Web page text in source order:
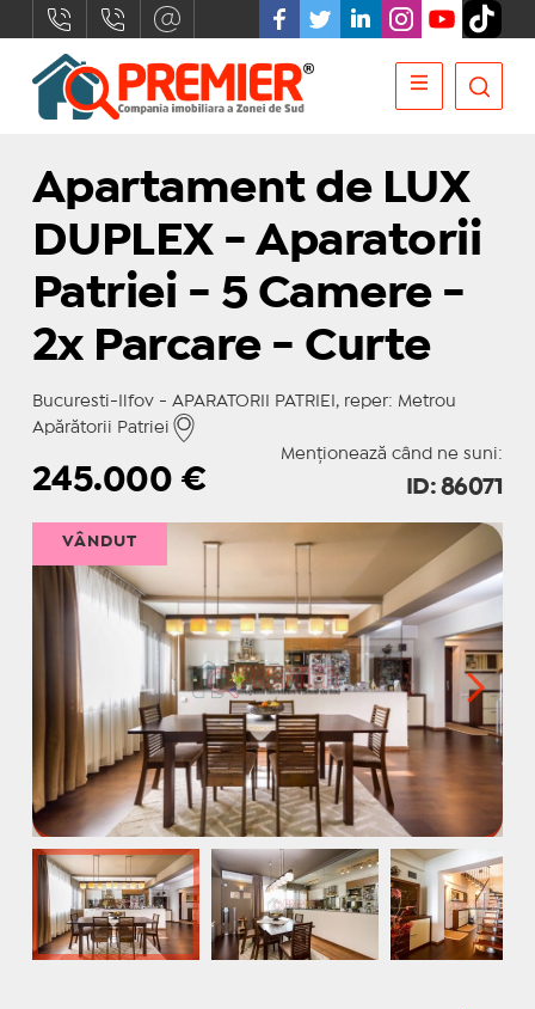
Apartament de LUX
DUPLEX - Aparatorii
Patriei - 5 Camere -
2x Parcare - Curte
Bucuresti-Ilfov - APARATORII PATRIEI, reper: Metrou
Apărătorii Patriei
Menționează când ne suni:
245.000 € ID: 86071
VÂNDUT